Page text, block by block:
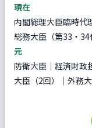
現在
内閣総理大臣臨時代
総務大臣（第33・34
元
防衛大臣｜経済財政
大臣（2回）｜外務